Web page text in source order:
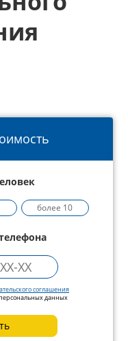
более 10
соглашения
данных